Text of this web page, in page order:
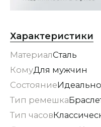
Характеристики
МатериалСталь
КомуДля мужчин
Состояние
Тип ремешка
Тип часов